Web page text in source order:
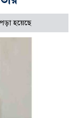
হয়েছে